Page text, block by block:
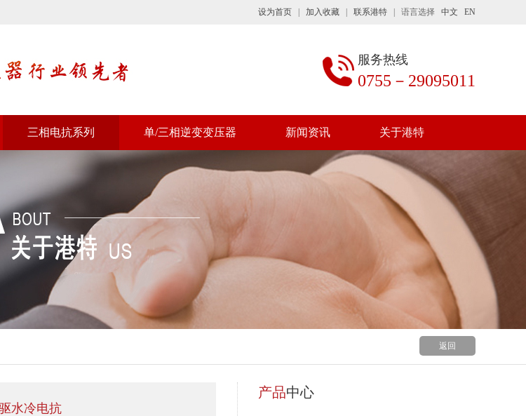
设为首页 加入收藏 联系港特 | 语言选择 中文 EN
服务热线
0755－29095011
三相电抗系列 单/三相逆变变压器 新闻资讯 关于港特
返回
水冷电抗
产品中心